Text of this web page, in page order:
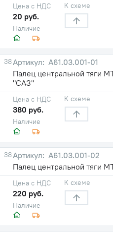
Наличие
Цена с НДС
20 руб.
К схеме
38
А61.03.001-01
Палец центральной тяги
"САЗ"
Наличие
Цена с НДС
380 руб.
К схеме
38
А61.03.001-02
Палец центральной тяги
Наличие
Цена с НДС
220 руб.
К схеме